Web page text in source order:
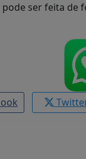
ser feita